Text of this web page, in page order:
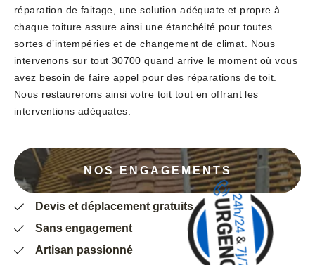
réparation de faitage, une solution adéquate et propre à
chaque toiture assure ainsi une étanchéité pour toutes
sortes d’intempéries et de changement de climat. Nous
intervenons sur tout 30700 quand arrive le moment où vous
avez besoin de faire appel pour des réparations de toit.
Nous restaurerons ainsi votre toit tout en offrant les
interventions adéquates.
NOS ENGAGEMENTS
Devis et déplacement gratuits
Sans engagement
Artisan passionné